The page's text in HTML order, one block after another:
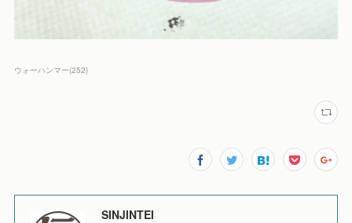
ウォーハンマー(252)
SINJINTEI